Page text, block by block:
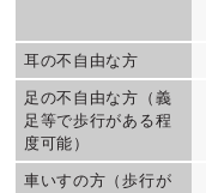
耳の不自由な方
足の不自由な方（義
足等で歩行がある程
度可能）
車いすの方（歩行が